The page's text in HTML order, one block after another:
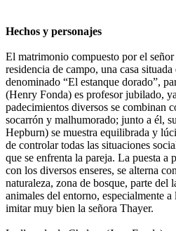
Hechos y personajes
El matrimonio compuesto por el
residencia de campo, una casa
denominado “El estanque dorado”,
(Henry Fonda) es profesor jubilado,
padecimientos diversos se combinan
socarrón y malhumorado; junto a él,
Hepburn) se muestra equilibrada y
de controlar todas las situaciones
que se enfrenta la pareja. La puesta a
con los diversos enseres, se alterna
naturaleza, zona de bosque, parte del
animales del entorno, especialmente
imitar muy bien la señora Thayer.